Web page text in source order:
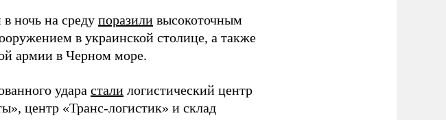
ночь на среду поразили высокоточным
в украинской столице, а также
армии в Черном море.
удара стали логистический центр
центр «Транс-логистик» и склад